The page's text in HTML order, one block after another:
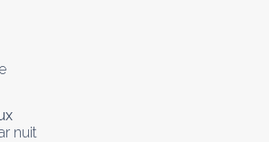
nuit